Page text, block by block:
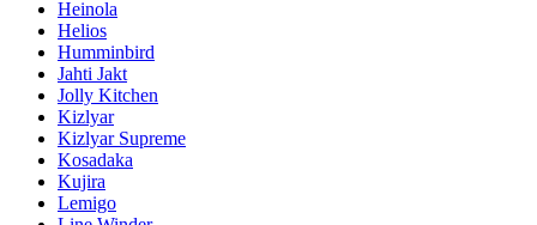
Heinola
Helios
Humminbird
Jahti Jakt
Jolly Kitchen
Kizlyar
Kizlyar Supreme
Kosadaka
Kujira
Lemigo